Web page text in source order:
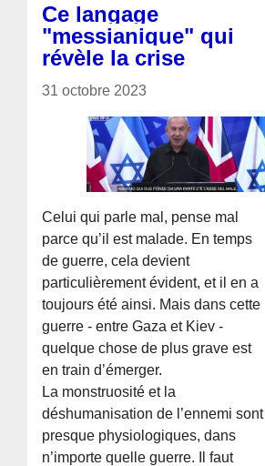
Ce langage
"messianique" qui
révèle la crise
31 octobre 2023
Celui qui parle mal, pense mal
parce qu’il est malade. En temps
de guerre, cela devient
particulièrement évident, et il en a
toujours été ainsi. Mais dans cette
guerre - entre Gaza et Kiev -
quelque chose de plus grave est
en train d’émerger.
La monstruosité et la
déshumanisation de l’ennemi sont
presque physiologiques, dans
n’importe quelle guerre. Il faut